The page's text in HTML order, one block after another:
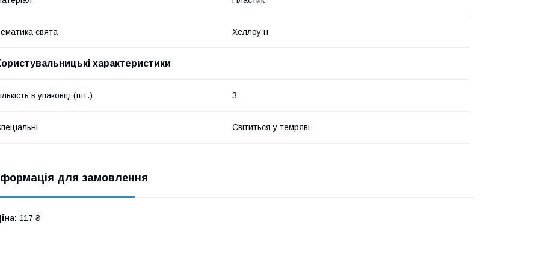
свята Хеллоуїн
характеристики
в упаковці (шт.) 3
Світиться у темряві
для замовлення
117 ₴